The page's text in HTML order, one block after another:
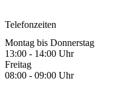
Telefonzeiten
Montag bis Donnerstag
13:00 - 14:00 Uhr
Freitag
08:00 - 09:00 Uhr